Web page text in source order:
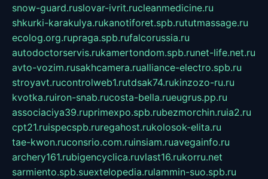
snow-guard.ruslovar-ivrit.rucleanmedicine.ru
shkurki-karakulya.rukanotiforet.spb.rututmassage.ru
ecolog.org.rupraga.spb.rufalcorussia.ru
autodoctorservis.rukamertondom.spb.runet-life.net.ru
avto-vozim.rusakhcamera.rualliance-electro.spb.ru
stroyavt.rucontrolweb1.rutdsak74.rukinzozo-ru.ru
kvotka.ruiron-snab.rucosta-bella.rueugrus.pp.ru
associaciya39.ruprimexpo.spb.rubezmorchin.ruia2.ru
cpt21.ruispecspb.ruregahost.rukolosok-elita.ru
tae-kwon.ruconsrio.com.ruinsiam.ruavegainfo.ru
archery161.rubigencyclica.ruvlast16.rukorru.net
sarmiento.spb.suextelopedia.rulammin-suo.spb.ru